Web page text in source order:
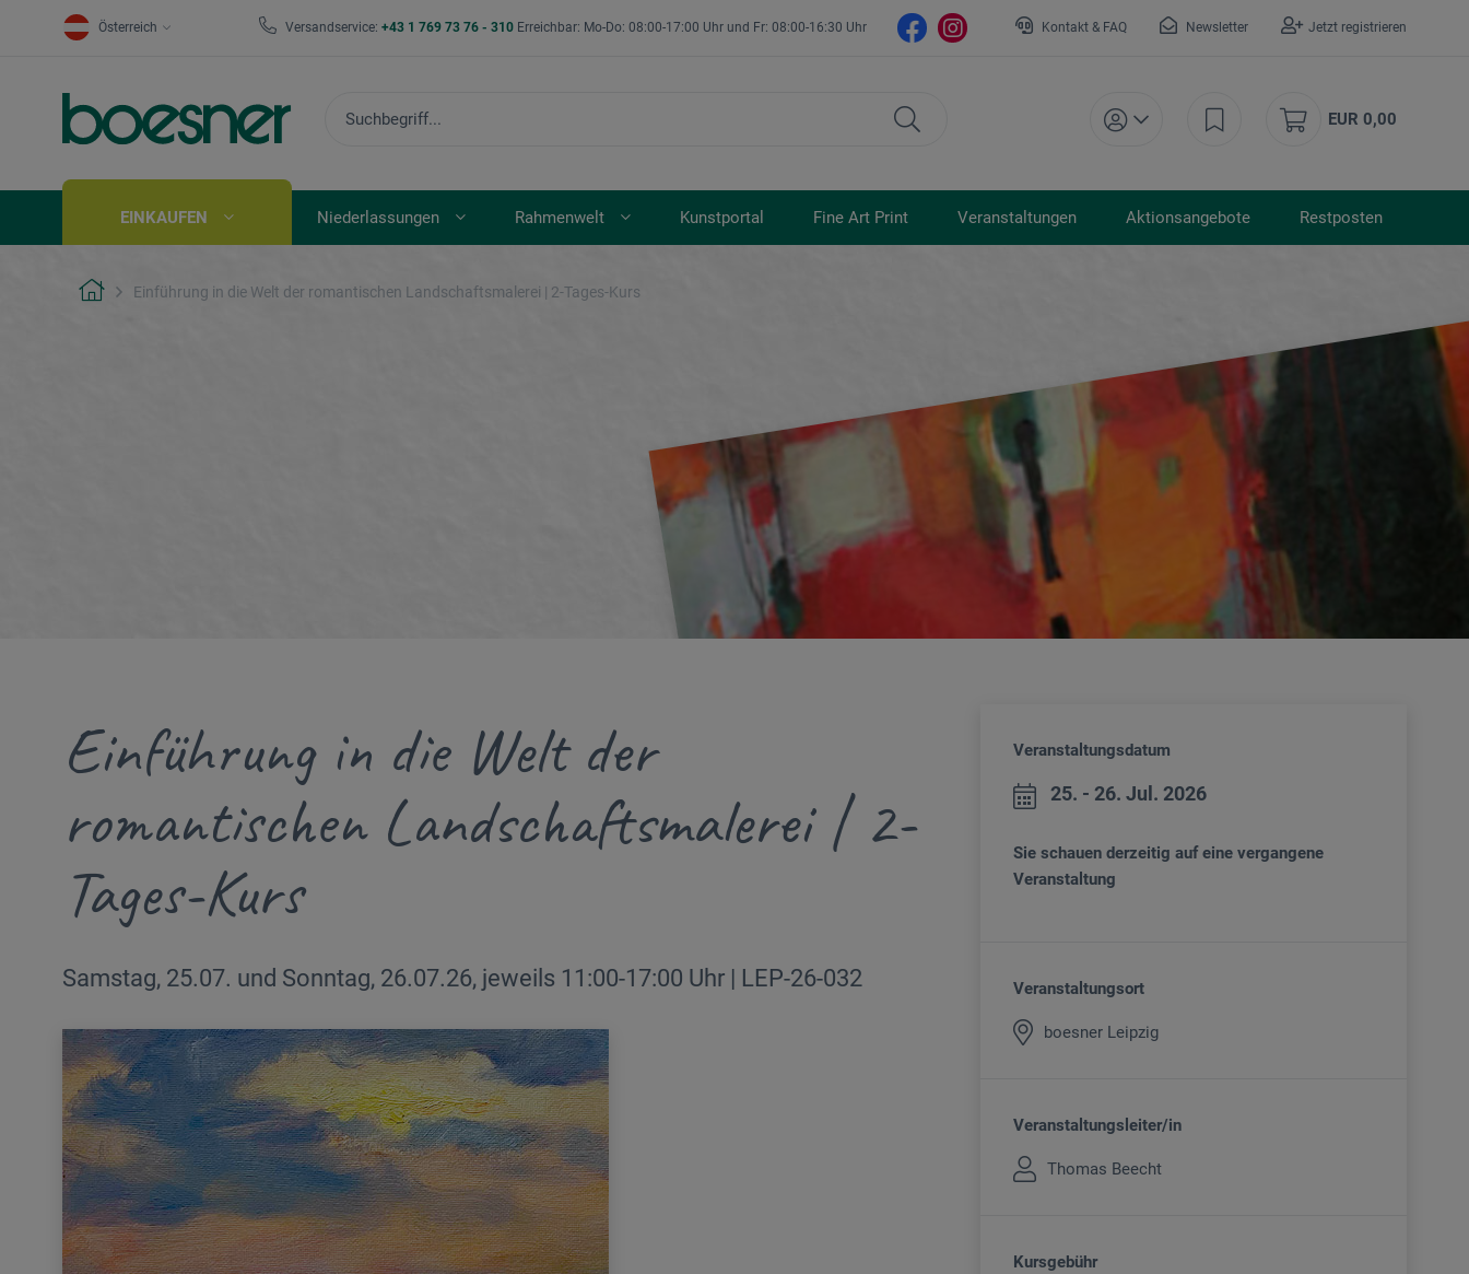
Österreich Versandservice: +43 1 769 73 76 - 310 Erreichbar: Mo-Do: 08:00-17:00 Uhr und Fr: 08:00-16:30 Uhr Kontakt & FAQ Newsletter Jetzt registrieren
EUR 0,00
EINKAUFEN Niederlassungen Rahmenwelt Kunstportal Fine Art Print Veranstaltungen Aktionsangebote Restposten
Einführung in die Welt der romantischen Landschaftsmalerei | 2-Tages-Kurs
Einführung in die Welt der
romantischen Landschaftsmalerei | 2-
Tages-Kurs
Samstag, 25.07. und Sonntag, 26.07.26, jeweils 11:00-17:00 Uhr | LEP-26-032
Veranstaltungsdatum
25. - 26. Jul. 2026
Sie schauen derzeitig auf eine vergangene
Veranstaltung
Veranstaltungsort
boesner Leipzig
Veranstaltungsleiter/in
Thomas Beecht
Kursgebühr